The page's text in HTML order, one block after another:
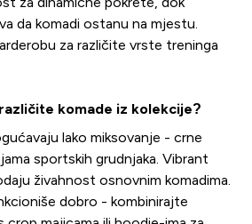
da komadi ostanu na mjestu.
za različite vrste treninga
komade iz kolekcije?
lako miksovanje - crne
sportskih grudnjaka. Vibrant
živahnost osnovnim komadima.
dobro - kombinirajte